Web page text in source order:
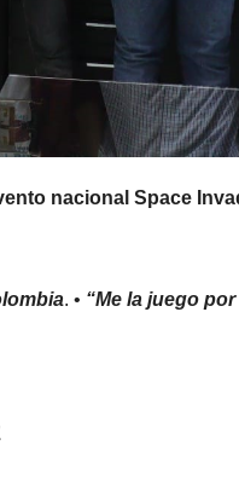
nacional Space
. • “Me la juego